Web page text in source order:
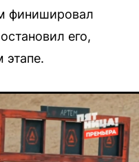
финишировал
его,
этапе.